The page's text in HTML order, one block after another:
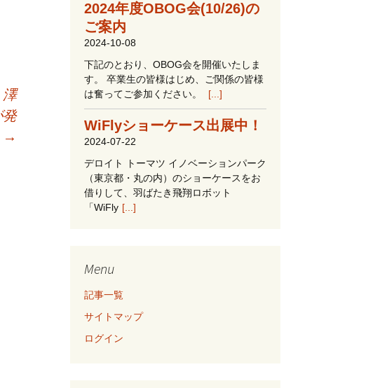
澤
発
→
2024年度OBOG会(10/26)の
ご案内
2024-10-08
下記のとおり、OBOG会を開催いたしま
す。 卒業生の皆様はじめ、ご関係の皆様
は奮ってご参加ください。
[...]
WiFlyショーケース出展中！
2024-07-22
デロイト トーマツ イノベーションパーク
（東京都・丸の内）のショーケースをお
借りして、羽ばたき飛翔ロボット
「WiFly [...]
Menu
記事一覧
サイトマップ
ログイン